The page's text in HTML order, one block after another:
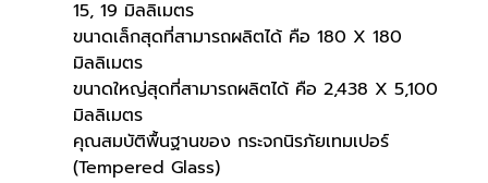
15, 19 มิลลิเมตร
ขนาดเล็กสุดที่สามารถผลิตได้ คือ 180 X 180
มิลลิเมตร
ขนาดใหญ่สุดที่สามารถผลิตได้ คือ 2,438 X 5,100
มิลลิเมตร
คุณสมบัติพื้นฐานของ กระจกนิรภัยเทมเปอร์
(Tempered Glass)